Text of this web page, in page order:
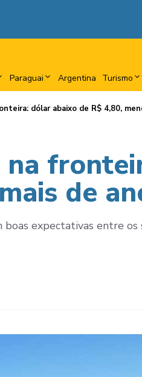
Paraguai Argentina Turismo
dólar abaixo de R$ 4,80,
de
boas expectativas entre